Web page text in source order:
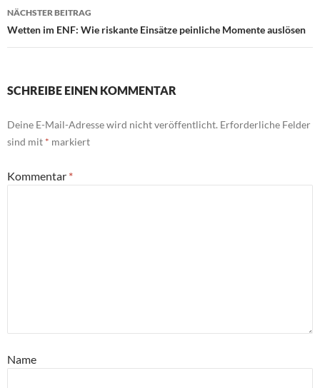
NÄCHSTER BEITRAG
Wetten im ENF: Wie riskante Einsätze peinliche Momente auslösen
SCHREIBE EINEN KOMMENTAR
Deine E-Mail-Adresse wird nicht veröffentlicht. Erforderliche Felder
sind mit * markiert
Kommentar *
Name